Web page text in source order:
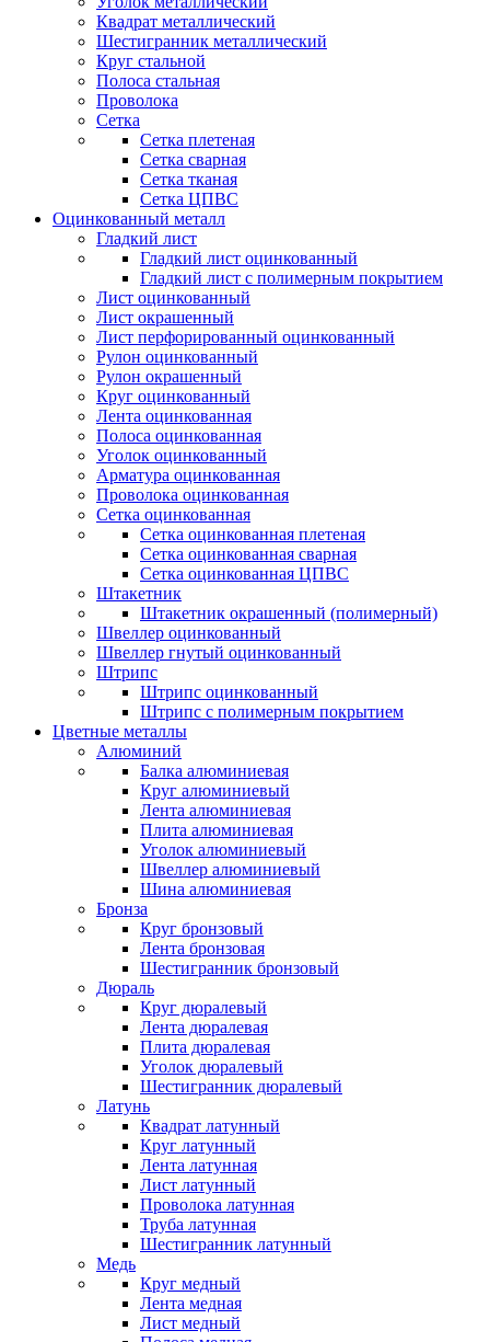
Квадрат металлический
Шестигранник металлический
Круг стальной
Полоса стальная
Проволока
Сетка
Сетка плетеная
Сетка сварная
Сетка тканая
Сетка ЦПВС
Оцинкованный металл
Гладкий лист
Гладкий лист оцинкованный
Гладкий лист с полимерным покрытием
Лист оцинкованный
Лист окрашенный
Лист перфорированный оцинкованный
Рулон оцинкованный
Рулон окрашенный
Круг оцинкованный
Лента оцинкованная
Полоса оцинкованная
Уголок оцинкованный
Арматура оцинкованная
Проволока оцинкованная
Сетка оцинкованная
Сетка оцинкованная плетеная
Сетка оцинкованная сварная
Сетка оцинкованная ЦПВС
Штакетник
Штакетник окрашенный (полимерный)
Швеллер оцинкованный
Швеллер гнутый оцинкованный
Штрипс
Штрипс оцинкованный
Штрипс с полимерным покрытием
Цветные металлы
Алюминий
Балка алюминиевая
Круг алюминиевый
Лента алюминиевая
Плита алюминиевая
Уголок алюминиевый
Швеллер алюминиевый
Шина алюминиевая
Бронза
Круг бронзовый
Лента бронзовая
Шестигранник бронзовый
Дюраль
Круг дюралевый
Лента дюралевая
Плита дюралевая
Уголок дюралевый
Шестигранник дюралевый
Латунь
Квадрат латунный
Круг латунный
Лента латунная
Лист латунный
Проволока латунная
Труба латунная
Шестигранник латунный
Медь
Круг медный
Лента медная
Лист медный